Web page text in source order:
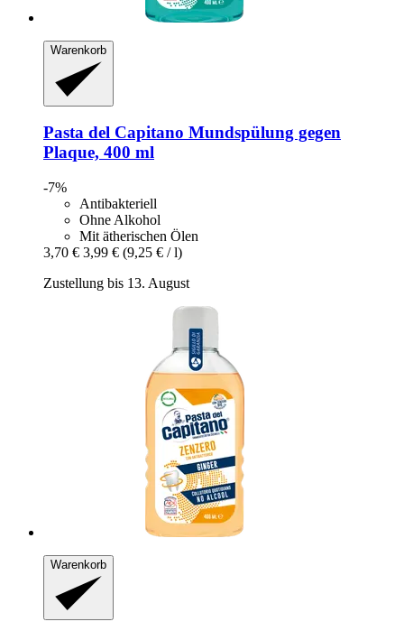
Warenkorb
Pasta del Capitano Mundspülung gegen
Plaque, 400 ml
-7%
Antibakteriell
Ohne Alkohol
Mit ätherischen Ölen
3,70 € 3,99 € (9,25 € / l)
Zustellung bis 13. August
Warenkorb